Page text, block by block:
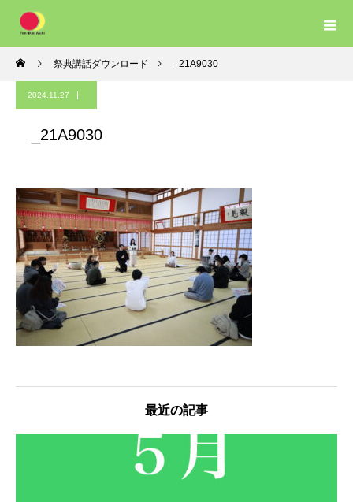
祭典講話ダウンロード _21A9030
2024.11.27
_21A9030
最近の記事